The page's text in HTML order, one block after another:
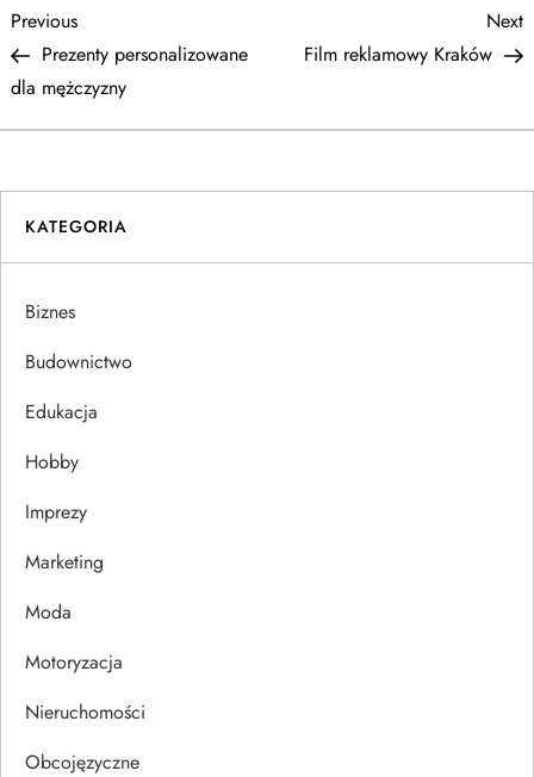
N
a
w
i
g
a
c
a
w
p
u
Previous
Post
Previous
Prezenty personalizowane
dla mężczyzny
Next
Film reklamowy Kraków
KATEGORIA
Biznes
Budownictwo
Edukacja
Hobby
Imprezy
Marketing
Moda
Motoryzacja
Nieruchomości
Obcojęzyczne